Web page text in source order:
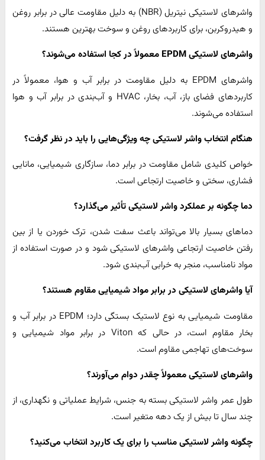
واشرهای لاستیکی نیتریل (NBR) به دلیل مقاومت عالی در برابر روغن
و هیدروکربن، برای کاربردهای روغن و سوخت بهترین هستند.
واشرهای لاستیکیEPDM معمولاً در کجا استفاده می‌شوند؟
واشرهای EPDM به دلیل مقاومت در برابر آب و هوا، معمولاً در
کاربردهای فضای باز، آب، بخار، HVAC و آب‌بندی در برابر آب و هوا
استفاده می‌شوند.
هنگام انتخاب واشر لاستیکی چه ویژگی‌هایی را باید در نظر گرفت؟
خواص کلیدی شامل مقاومت در برابر دما، سازگاری شیمیایی، مانایی
فشاری، سختی و خاصیت ارتجاعی است.
دما چگونه بر عملکرد واشر لاستیکی تأثیر می‌گذارد؟
دماهای بسیار بالا می‌تواند باعث سفت شدن، ترک خوردن یا از بین
رفتن خاصیت ارتجاعی واشرهای لاستیکی شود و در صورت استفاده از
مواد نامناسب، منجر به خرابی آب‌بندی شود.
آیا واشرهای لاستیکی در برابر مواد شیمیایی مقاوم هستند؟
مقاومت شیمیایی به نوع لاستیک بستگی دارد؛ EPDM در برابر آب و
بخار مقاوم است، در حالی که Viton در برابر مواد شیمیایی و
سوخت‌های تهاجمی مقاوم است.
واشرهای لاستیکی معمولاً چقدر دوام می‌آورند؟
طول عمر واشر لاستیکی بسته به جنس، شرایط عملیاتی و نگهداری، از
چند سال تا بیش از یک دهه متغیر است.
چگونه واشر لاستیکی مناسب را برای یک کاربرد انتخاب می‌کنید؟